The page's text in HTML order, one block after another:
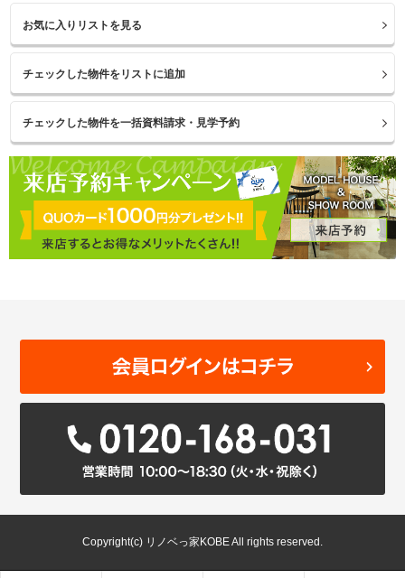
お気に入りリストを見る
Copyright(c) リノベっ家KOBE All rights reserved.